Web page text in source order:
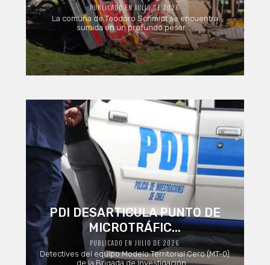
PUBLICADO EN JULIO DE 2026
La comuna de Teodoro Schmidt se encuentra
sumida en un profundo pesar ...
PDI DESARTICULA PUNTO DE
MICROTRÁFIC...
PUBLICADO EN JULIO DE 2026
Detectives del equipo Modelo Territorial Cero (MT-0)
de la Brigada de Investigación ...